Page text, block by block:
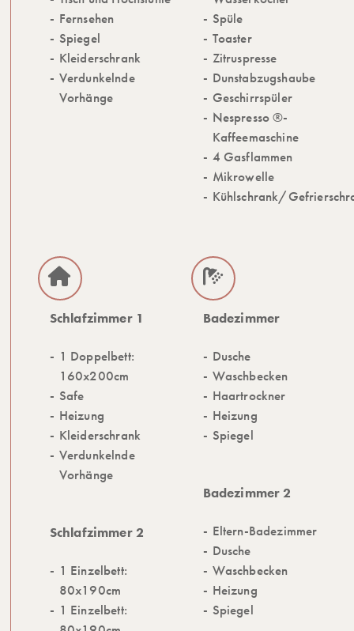
Fernsehen
Spiegel
Kleiderschrank
Verdunkelnde
Vorhänge
Spüle
Toaster
Zitruspresse
Dunstabzugshaube
Geschirrspüler
Nespresso ®-
Kaffeemaschine
4 Gasflammen
Mikrowelle
Kühlschrank/
Schlafzimmer 1
1 Doppelbett:
160x200cm
Safe
Heizung
Kleiderschrank
Verdunkelnde
Vorhänge
Schlafzimmer 2
1 Einzelbett:
80x190cm
1 Einzelbett:
Badezimmer
Dusche
Waschbecken
Haartrockner
Heizung
Spiegel
Badezimmer 2
Eltern-Badezimmer
Dusche
Waschbecken
Heizung
Spiegel